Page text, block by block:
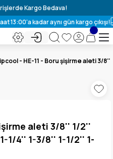
Kargo Bedava!
13:00'a kadar aynı gün kargo çıkışı!
- HE-11 - Boru şişirme aleti 3/8''
aleti 3/8'' 1/2''
1/4'' 1-3/8'' 1-1/2'' 1-